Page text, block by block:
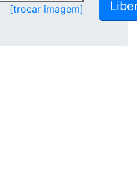
[trocar imagem]